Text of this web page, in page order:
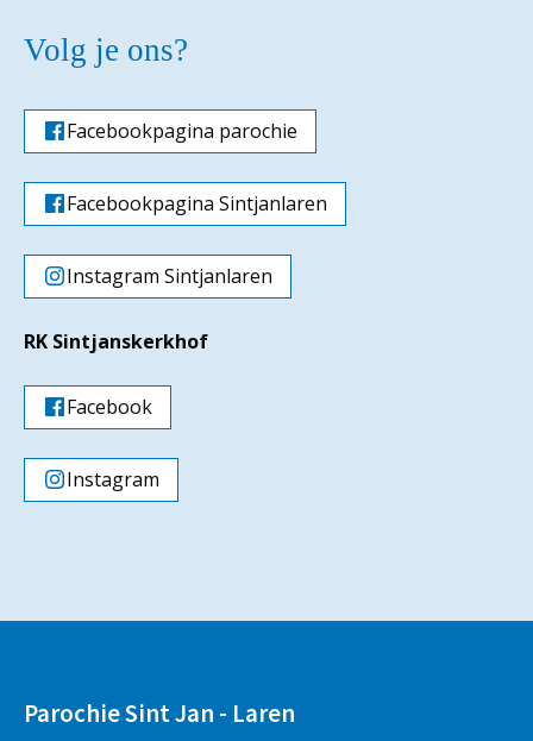
Volg je ons?
Facebookpagina parochie
Facebookpagina Sintjanlaren
Instagram Sintjanlaren
RK Sintjanskerkhof
Facebook
Instagram
Parochie Sint Jan - Laren